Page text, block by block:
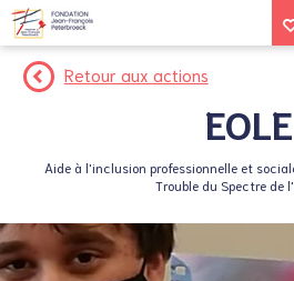
Retour aux actions
EOLE
Aide à l'inclusion professionnelle et
Trouble du Spectre de